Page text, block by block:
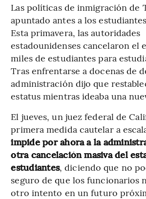
Las políticas de inmigración de
apuntado antes a los
Esta primavera, las autoridades
estadounidenses cancelaron el
miles de estudiantes para
Tras enfrentarse a docenas de
administración dijo que
estatus mientras ideaba una
El jueves, un juez federal de
primera medida cautelar a
impide por ahora a la
otra cancelación masiva del
estudiantes, diciendo que no
seguro de que los funcionarios
otro intento en un futuro